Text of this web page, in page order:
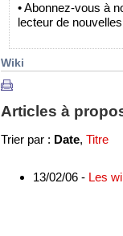
• Abonnez-vous à
lecteur de
Wiki
Articles à
Trier par : Date, Titre
13/02/06 - Les